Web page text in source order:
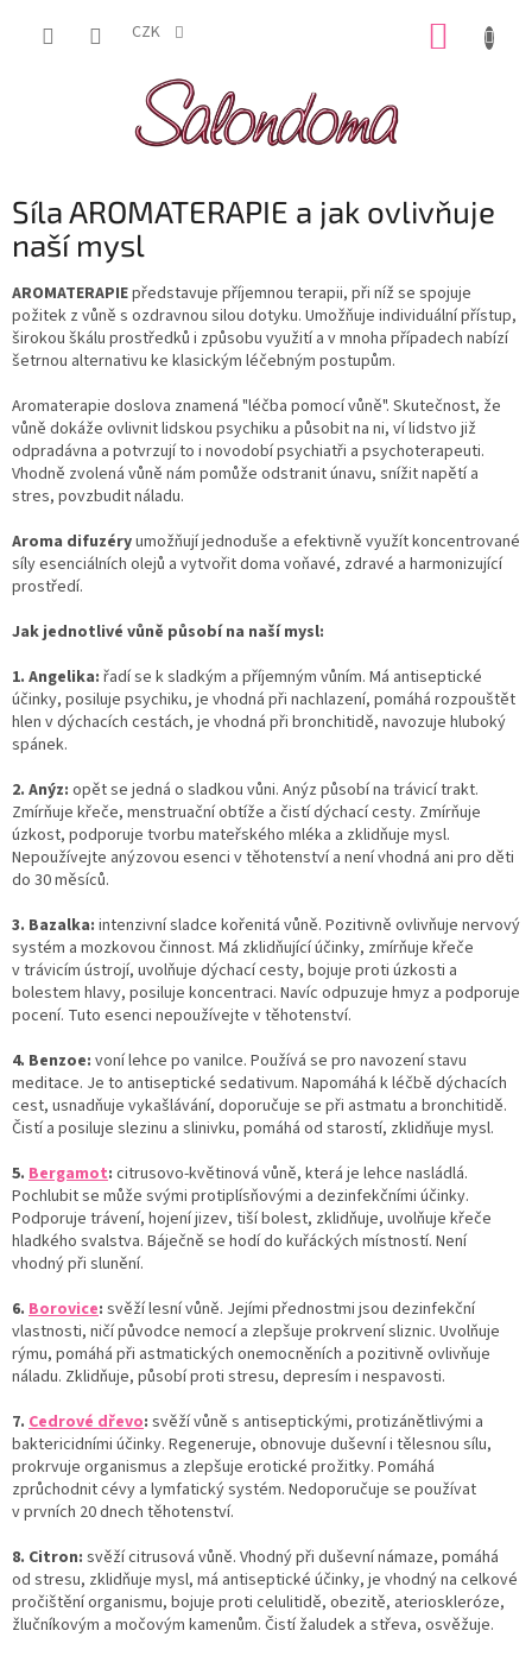
CZK
Síla AROMATERAPIE a jak ovlivňuje
naší mysl
AROMATERAPIEpředstavuje příjemnou terapii, při níž se spojuje
požitek z vůně s ozdravnou silou dotyku. Umožňuje individuální přístup,
širokou škálu prostředků i způsobu využití a v mnoha případech nabízí
šetrnou alternativu ke klasickým léčebným postupům.
Aromaterapie doslova znamená "léčba pomocí vůně". Skutečnost, že
vůně dokáže ovlivnit lidskou psychiku a působit na ni, ví lidstvo již
odpradávna a potvrzují to i novodobí psychiatři a psychoterapeuti.
Vhodně zvolená vůně nám pomůže odstranit únavu, snížit napětí a
stres, povzbudit náladu.
Aroma difuzéryumožňují jednoduše a efektivně využít koncentrované
síly esenciálních olejů a vytvořit doma voňavé, zdravé a harmonizující
prostředí.
Jak jednotlivé vůně působí na naší mysl:
1. Angelika: řadí se k sladkým a příjemným vůním. Má antiseptické
účinky, posiluje psychiku, je vhodná při nachlazení, pomáhá rozpouštět
hlen v dýchacích cestách, je vhodná při bronchitidě, navozuje hluboký
spánek.
2. Anýz: opět se jedná o sladkou vůni. Anýz působí na trávicí trakt.
Zmírňuje křeče, menstruační obtíže a čistí dýchací cesty. Zmírňuje
úzkost, podporuje tvorbu mateřského mléka a zklidňuje mysl.
Nepoužívejte anýzovou esenci v těhotenství a není vhodná ani pro děti
do 30 měsíců.
3. Bazalka: intenzivní sladce kořenitá vůně. Pozitivně ovlivňuje nervový
systém a mozkovou činnost. Má zklidňující účinky, zmírňuje křeče
v trávicím ústrojí, uvolňuje dýchací cesty, bojuje proti úzkosti a
bolestem hlavy, posiluje koncentraci. Navíc odpuzuje hmyz a podporuje
pocení. Tuto esenci nepoužívejte v těhotenství.
4. Benzoe: voní lehce po vanilce. Používá se pro navození stavu
meditace. Je to antiseptické sedativum. Napomáhá k léčbě dýchacích
cest, usnadňuje vykašlávání, doporučuje se při astmatu a bronchitidě.
Čistí a posiluje slezinu a slinivku, pomáhá od starostí, zklidňuje mysl.
5. Bergamot: citrusovo-květinová vůně, která je lehce nasládlá.
Pochlubit se může svými protiplísňovými a dezinfekčními účinky.
Podporuje trávení, hojení jizev, tiší bolest, zklidňuje, uvolňuje křeče
hladkého svalstva. Báječně se hodí do kuřáckých místností. Není
vhodný při slunění.
6. Borovice: svěží lesní vůně. Jejími přednostmi jsou dezinfekční
vlastnosti, ničí původce nemocí a zlepšuje prokrvení sliznic. Uvolňuje
rýmu, pomáhá při astmatických onemocněních a pozitivně ovlivňuje
náladu. Zklidňuje, působí proti stresu, depresím i nespavosti.
7. Cedrové dřevo: svěží vůně s antiseptickými, protizánětlivými a
baktericidními účinky. Regeneruje, obnovuje duševní i tělesnou sílu,
prokrvuje organismus a zlepšuje erotické prožitky. Pomáhá
zprůchodnit cévy a lymfatický systém. Nedoporučuje se používat
v prvních 20 dnech těhotenství.
8. Citron: svěží citrusová vůně. Vhodný při duševní námaze, pomáhá
od stresu, zklidňuje mysl, má antiseptické účinky, je vhodný na celkové
pročištění organismu, bojuje proti celulitidě, obezitě, aterioskleróze,
žlučníkovým a močovým kamenům. Čistí žaludek a střeva, osvěžuje.